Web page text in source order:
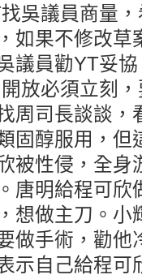
吳議員商量
如果不修改草
議員勸YT妥
放必須立刻
周司長談談，
固醇服用，但
被性侵，全
唐明給程可欣
想做主刀。小
做手術，勸他
示自己給程可